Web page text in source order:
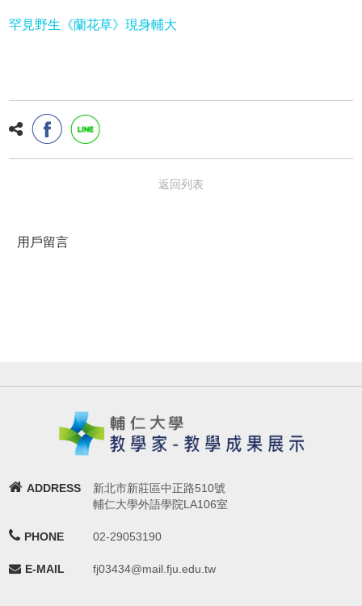
罕見野生《蘭花草》現身輔大
返回列表
用戶留言
ADDRESS
新北市新莊區中正路510號
輔仁大學外語學院LA106室
PHONE 02-29053190
E-MAIL fj03434@mail.fju.edu.tw